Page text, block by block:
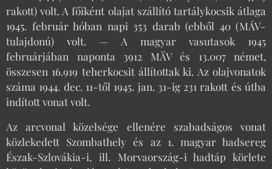
rakott) volt. A főiként olajat szállító tartálykocsik átlaga
1945. február hóban napi 353 darab (ebből 40 (MÁV-
tulajdonú) volt. — A magyar vasutasok 1945
februárjában naponta 3912 MÄV és 13.007 német,
összesen 16.919 teherkocsit állítottak ki. Az olajvonatok
száma 1944. dec. 11-től 1945. jan. 31-ig 231 rakott és útba
indított vonat volt.
Az arcvonal közelsége ellenére szabadságos vonat
közlekedett Szombathely és az 1. magyar hadsereg
Észak-Szlovákia-i, ill. Morvaország-i hadtáp körlete